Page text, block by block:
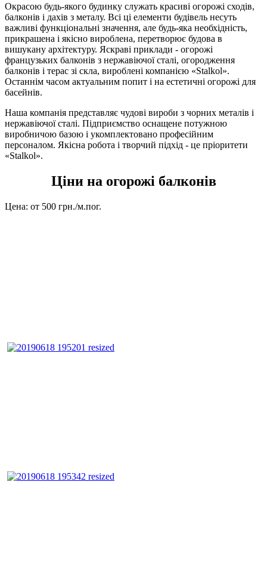
Окрасою будь-якого будинку служать красиві огорожі сходів,
балконів і дахів з металу. Всі ці елементи будівель несуть
важливі функціональні значення, але будь-яка необхідність,
прикрашена і якісно вироблена, перетворює будова в
вишукану архітектуру. Яскраві приклади - огорожі
французьких балконів з нержавіючої сталі, огородження
балконів і терас зі скла, вироблені компанією «Stalkol».
Останнім часом актуальним попит і на естетичні огорожі для
басейнів.
Наша компанія представляє чудові вироби з чорних металів і
нержавіючої сталі. Підприємство оснащене потужною
виробничою базою і укомплектовано професійним
персоналом. Якісна робота і творчий підхід - це пріоритети
«Stalkol».
Ціни на огорожі балконів
Цена: от 500 грн./м.пог.